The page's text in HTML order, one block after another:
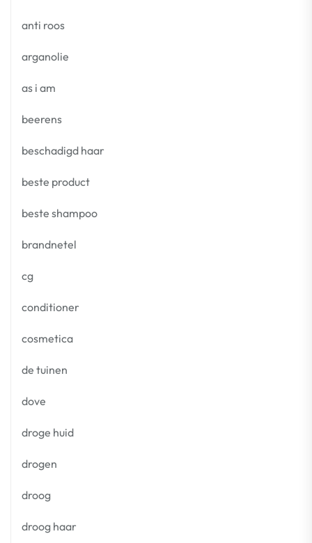
anti roos
arganolie
as i am
beerens
beschadigd haar
beste product
beste shampoo
brandnetel
cg
conditioner
cosmetica
de tuinen
dove
droge huid
drogen
droog
droog haar